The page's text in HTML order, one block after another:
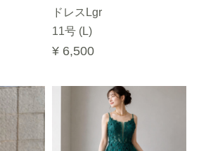
ドレスLgr
11号 (L)
¥ 6,500